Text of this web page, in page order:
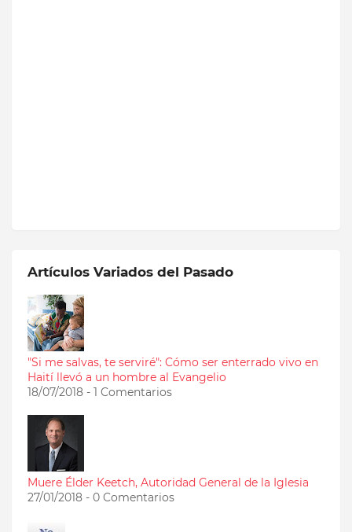
Artículos Variados del Pasado
"Si me salvas, te serviré": Cómo ser enterrado vivo en
Haití llevó a un hombre al Evangelio
18/07/2018 - 1 Comentarios
Muere Élder Keetch, Autoridad General de la Iglesia
27/01/2018 - 0 Comentarios